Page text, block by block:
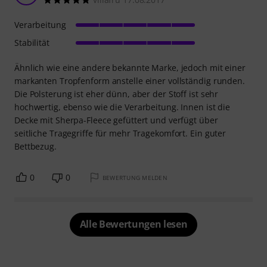
Ähnlich wie eine andere bekannte Marke, jedoch mit einer
markanten Tropfenform anstelle einer vollständig runden.
Die Polsterung ist eher dünn, aber der Stoff ist sehr
hochwertig, ebenso wie die Verarbeitung. Innen ist die
Decke mit Sherpa-Fleece gefüttert und verfügt über
seitliche Tragegriffe für mehr Tragekomfort. Ein guter
Bettbezug.
Verarbeitung
Stabilität
0 0 BEWERTUNG MELDEN
Alle Bewertungen lesen